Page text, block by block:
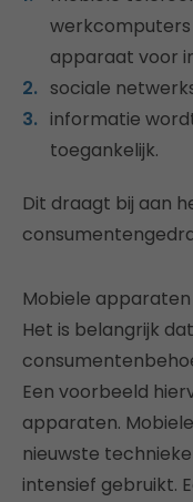
apparaat voor
sociale
informatie
toegankelijk.
Dit draagt bij aan
Mobiele apparaten
Het is belangrijk
Een voorbeeld
apparaten.
nieuwste
intensief gebruikt.